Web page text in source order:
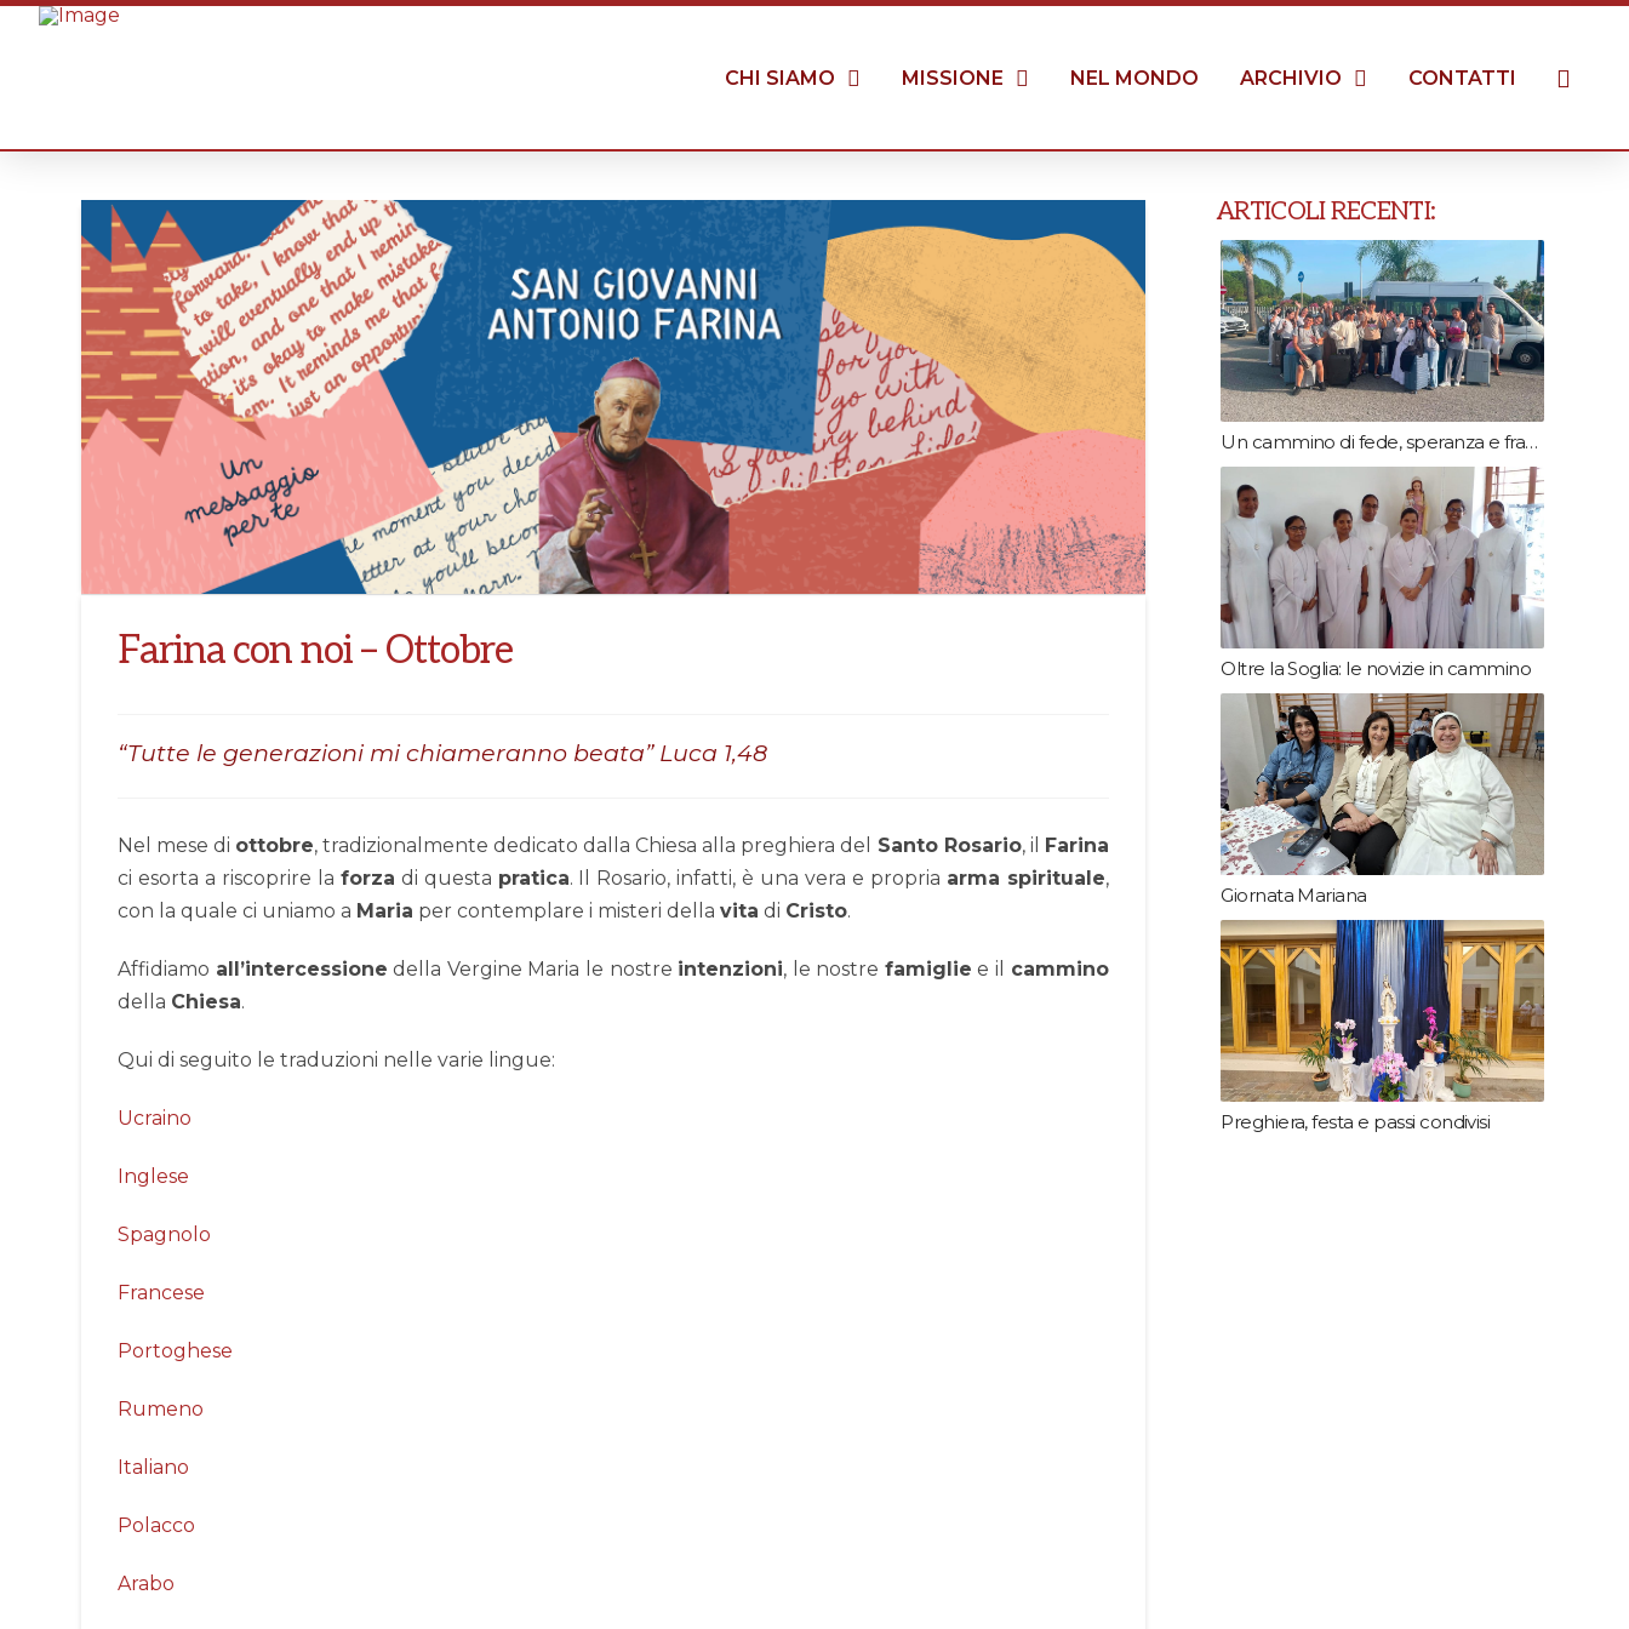
CHI SIAMO MISSIONE NEL MONDO ARCHIVIO CONTATTI
Farina con noi – Ottobre
“Tutte le generazioni mi chiameranno beata”Luca 1,48
Nel mese di ottobre, tradizionalmente dedicato dalla Chiesa alla preghiera del Santo Rosario, il
Farina
ci esorta a riscoprire la forza di questa pratica. Il Rosario, infatti, è una vera e propria arma spirituale,
con la quale ci uniamo a Maria per contemplare i misteri dellavita di Cristo.
Affidiamo all’intercessione della Vergine Maria le nostre intenzioni, le nostre famiglie e il cammino
della Chiesa.
Qui di seguito le traduzioni nelle varie lingue:
Ucraino
Inglese
Spagnolo
Francese
Portoghese
Rumeno
Italiano
Polacco
Arabo
ARTICOLI RECENTI:
Un cammino di fede, speranza e fraternità
Oltre la Soglia: le novizie in cammino
Giornata Mariana
Preghiera, festa e passi condivisi